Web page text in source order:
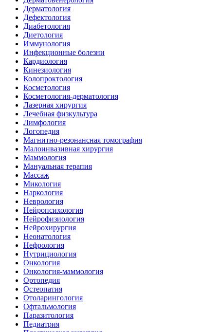
Дерматология
Дефектология
Диабетология
Диетология
Иммунология
Инфекционные болезни
Кардиология
Кинезиология
Колопроктология
Косметология
Косметология-дерматология
Лазерная хирургия
Лечебная физкультура
Лимфология
Логопедия
Магнитно-резонансная томография
Малоинвазивная хирургия
Маммология
Мануальная терапия
Массаж
Микология
Наркология
Неврология
Нейропсихология
Нейрофизиология
Нейрохирургия
Неонатология
Нефрология
Нутрициология
Онкология
Онкология-маммология
Ортопедия
Остеопатия
Отоларингология
Офтальмология
Паразитология
Педиатрия